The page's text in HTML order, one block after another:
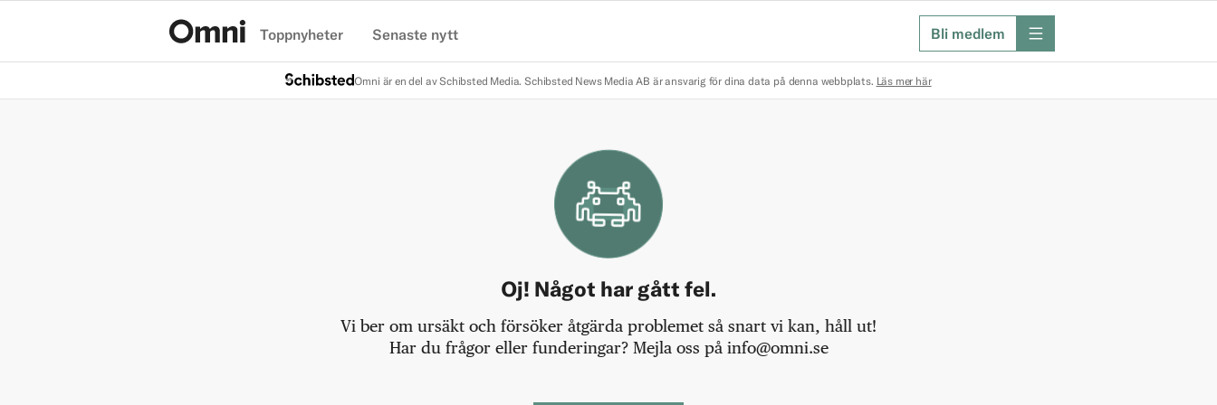
Toppnyheter Senaste nytt Bli medlem meny
Omni är en del av Schibsted Media. Schibsted News Media AB är ansvarig för dina data på denna webbplats. Läs mer här
Oj! Något har gått fel.
Vi ber om ursäkt och försöker åtgärda problemet så snart vi kan, håll ut!
Har du frågor eller funderingar? Mejla oss på info@omni.se